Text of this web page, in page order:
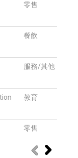
零售
餐飲
服務/其他
教育
零售